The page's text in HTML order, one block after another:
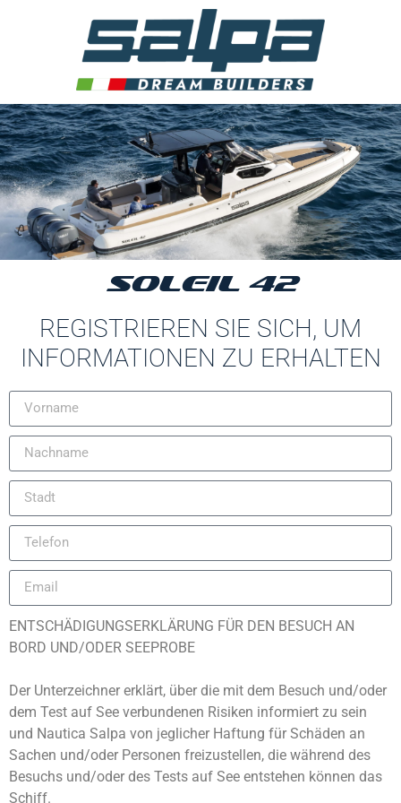
SOLEIL 42
REGISTRIEREN SIE SICH, UM
INFORMATIONEN ZU ERHALTEN
ENTSCHÄDIGUNGSERKLÄRUNG FÜR DEN BESUCH AN
BORD UND/ODER SEEPROBE
Der Unterzeichner erklärt, über die mit dem Besuch und/oder
dem Test auf See verbundenen Risiken informiert zu sein
und Nautica Salpa von jeglicher Haftung für Schäden an
Sachen und/oder Personen freizustellen, die während des
Besuchs und/oder des Tests auf See entstehen können das
Schiff.
Türkçe
Hrvatski
Slovenščina
Português (AO90)